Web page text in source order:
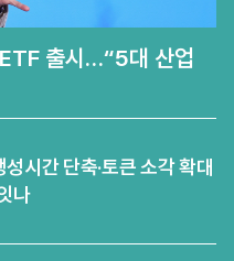
출시…“5대 산업
시간 단축·토큰 소각 확대
나